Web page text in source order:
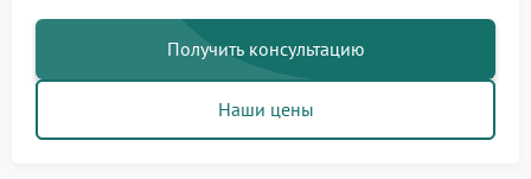
Получить консультацию
Наши цены